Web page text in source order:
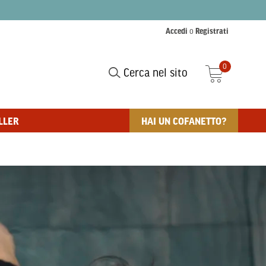
Cerca nel sito
0
HAI UN COFANETTO?
Accedi o Registrati